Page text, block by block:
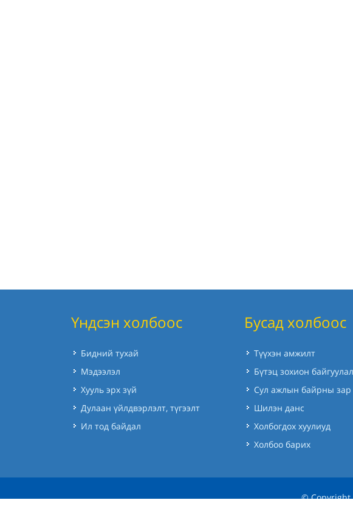
Үндсэн холбоос
Бидний тухай
Мэдээлэл
Хууль эрх зүй
Дулаан үйлдвэрлэлт, түгээлт
Ил тод байдал
Бусад холбоос
Түүхэн амжилт
Бүтэц зохион
Сул ажлын байрны зар
Шилэн данс
Холбогдох хуулиуд
Холбоо барих
© Copyright